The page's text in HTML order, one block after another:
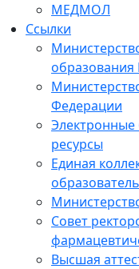
МЕДМОЛ
Ссылки
образования
Федерации
ресурсы
Единая
Совет
Высшая